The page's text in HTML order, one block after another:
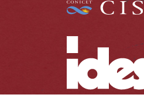
Menú principal